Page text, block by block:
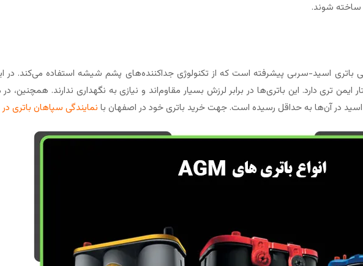
ساخته شوند.
باتری اسید-سربی پیشرفته است که از تکنولوژی جداکننده‌های پشم شیشه استفاده می‌کند. در
دارد. این باتری‌ها در برابر لرزش بسیار مقاوم‌اند و نیازی به نگهداری ندارند. همچنین،
در آن‌ها به حداقل رسیده است. جهت خرید باتری خود در اصفهان با نمایندگی سپاهان باتری